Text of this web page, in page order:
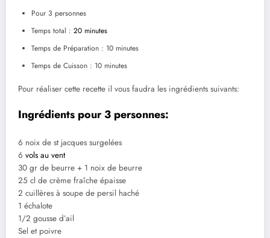
Pour 3 personnes
Temps total : 20 minutes
Temps de Préparation : 10 minutes
Temps de Cuisson : 10 minutes
Pour réaliser cette recette il vous faudra les ingrédients suivants:
Ingrédients pour 3 personnes:
6 noix de st jacques surgelées
6 vols au vent
30 gr de beurre + 1 noix de beurre
25 cl de crème fraîche épaisse
2 cuillères à soupe de persil haché
1 échalote
1/2 gousse d’ail
Sel et poivre